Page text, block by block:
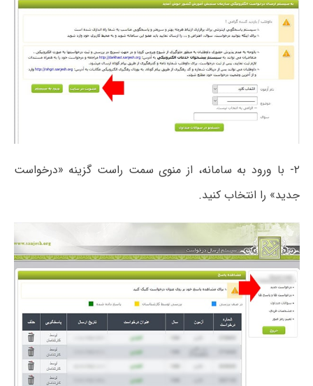
۲- با ورود به سامانه، از منوی سمت راست گزینه «درخواست
جدید» را انتخاب کنید.